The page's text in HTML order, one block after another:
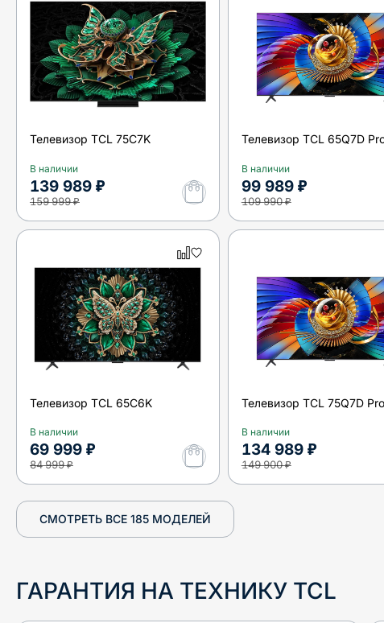
Телевизор TCL 75C7K
В наличии
139 989 ₽
159 999 ₽
Телевизор TCL 65Q7D
В наличии
99 989 ₽
109 990 ₽
Телевизор TCL 65C6K
В наличии
69 999 ₽
84 999 ₽
Телевизор TCL 75Q7D Pro
В наличии
134 989 ₽
149 900 ₽
СМОТРЕТЬ ВСЕ 185 МОДЕЛЕЙ
ГАРАНТИЯ НА ТЕХНИКУ TCL